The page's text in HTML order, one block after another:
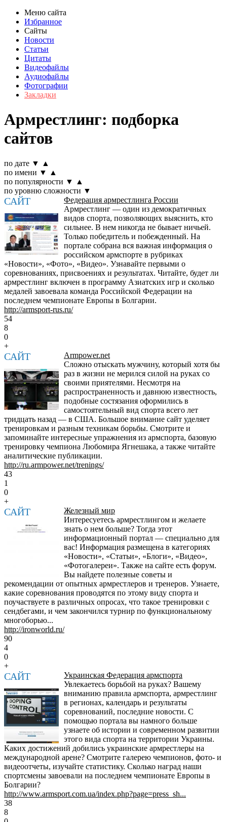
Меню сайта
Избранное
Сайты
Новости
Статьи
Цитаты
Видеофайлы
Аудиофайлы
Фотографии
Закладки
Армрестлинг: подборка
сайтов
по дате ▼
▲
по имени ▼
▲
по популярности ▼
▲
по уровню сложности ▼
САЙТ
Федерация армрестлинга России
Армрестлинг — один из демократичных
видов спорта, позволяющих выяснить, кто
сильнее. В нем никогда не бывает ничьей.
Только победитель и побежденный. На
портале собрана вся важная информация о
российском армспорте в рубриках
«Новости», «Фото», «Видео». Узнавайте первыми о
соревнованиях, присвоениях и результатах. Читайте, будет ли
армрестлинг включен в программу Азиатских игр и сколько
медалей завоевала команда Российской Федерации на
последнем чемпионате Европы в Болгарии.
http://armsport-rus.ru/
54
8
0
+
САЙТ
Armpower.net
Сложно отыскать мужчину, который хотя бы
раз в жизни не мерился силой на руках со
своими приятелями. Несмотря на
распространенность и давнюю известность,
подобные состязания оформились в
самостоятельный вид спорта всего лет
тридцать назад — в США. Большое внимание сайт уделяет
тренировкам и разным техникам борьбы. Смотрите и
запоминайте интересные упражнения из армспорта, базовую
тренировку чемпиона Любомира Ягнешака, а также читайте
аналитические публикации.
http://ru.armpower.net/trenings/
43
1
0
+
САЙТ
Железный мир
Интересуетесь армрестлингом и желаете
знать о нем больше? Тогда этот
информационный портал — специально для
вас! Информация размещена в категориях
«Новости», «Статьи», «Блоги», «Видео»,
«Фотогалереи». Также на сайте есть форум.
Вы найдете полезные советы и
рекомендации от опытных армрестлеров и тренеров. Узнаете,
какие соревнования проводятся по этому виду спорта и
поучаствуете в различных опросах, что такое тренировки с
сендбегами, и чем закончился турнир по функциональному
многоборью...
http://ironworld.ru/
90
4
0
+
САЙТ
Украинская Федерация армспорта
Увлекаетесь борьбой на руках? Вашему
вниманию правила армспорта, армрестлинг
в регионах, календарь и результаты
соревнований, последние новости. С
помощью портала вы намного больше
узнаете об истории и современном развитии
этого вида спорта на территории Украины.
Каких достижений добились украинские армрестлеры на
международной арене? Смотрите галерею чемпионов, фото- и
видеоотчеты, изучайте статистику. Сколько наград наши
спортсмены завоевали на последнем чемпионате Европы в
Болгарии?
http://www.armsport.com.ua/index.php?page=press_sh...
38
8